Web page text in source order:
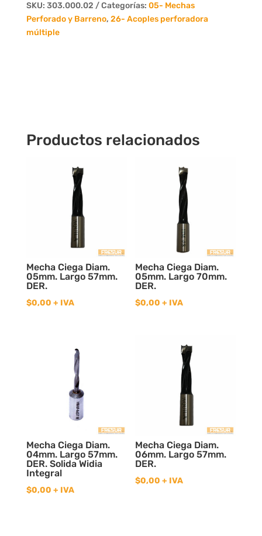
Izq.
cantidad
SKU: 303.000.02 Categorías: 05- Mechas
Perforado y Barreno, 26- Acoples perforadora
múltiple
Productos relacionados
Mecha Ciega Diam.
05mm. Largo 57mm.
DER.
$0,00 + IVA
Mecha Ciega Diam.
05mm. Largo 70mm.
DER.
$0,00 + IVA
Mecha Ciega Diam.
04mm. Largo 57mm.
DER. Solida Widia
Integral
$0,00 + IVA
Mecha Ciega Diam.
06mm. Largo 57mm.
DER.
$0,00 + IVA